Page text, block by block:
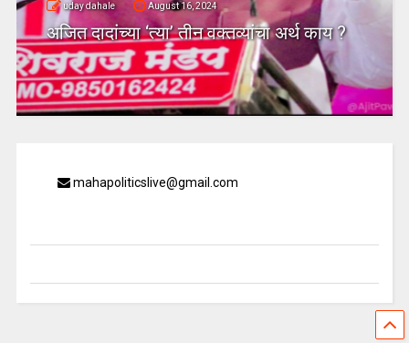
uday dahale August 16, 2024
अजित दादांच्या ‘त्या’ तीन वक्तव्यांचा अर्थ काय ?
mahapoliticslive@gmail.com